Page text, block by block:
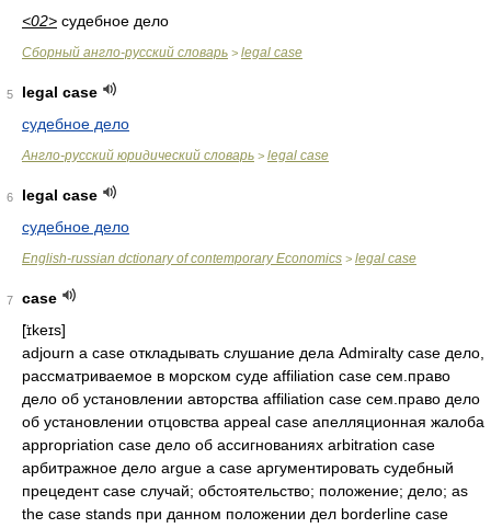
<02> судебное дело
Сборный англо-русский словарь > legal case
5
legal case
судебное дело
Англо-русский юридический словарь > legal case
6
legal case
судебное дело
English-russian dctionary of contemporary Economics > legal case
7
case
[̈ɪkeɪs]
adjourn a case откладывать слушание дела Admiralty case дело,
рассматриваемое в морском суде affiliation case сем.право
дело об установлении авторства affiliation case сем.право дело
об установлении отцовства appeal case апелляционная жалоба
appropriation case дело об ассигнованиях arbitration case
арбитражное дело argue a case аргументировать судебный
прецедент case случай; обстоятельство; положение; дело; as
the case stands при данном положении дел borderline case